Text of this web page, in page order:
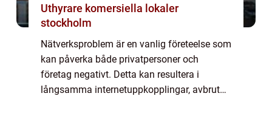
Uthyrare komersiella lokaler
stockholm
Nätverksproblem är en vanlig företeelse som
kan påverka både privatpersoner och
företag negativt. Detta kan resultera i
långsamma internetuppkopplingar, avbrutna